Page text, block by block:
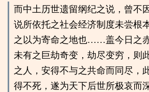
而中土历世遗留纲纪之说，曾不
说所依托之社会经济制度未尝根
之以为寄命之地也……盖今日之
未有之巨劫奇变，劫尽变穷，则
之人，安得不与之共命而同尽，
得不死，遂为天下后世所极哀而